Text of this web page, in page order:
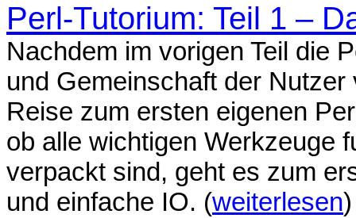
Perl-Tutorium: Teil 1 –
Nachdem im vorigen Teil die
und Gemeinschaft der
Reise zum ersten eigenen
ob alle wichtigen Werkzeuge
verpackt sind, geht es zum
und einfache IO. (weiterlesen)